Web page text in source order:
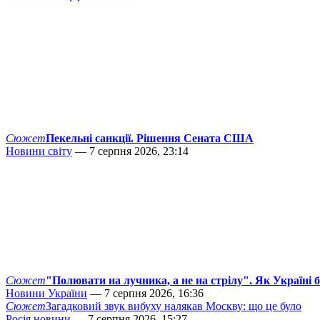
СюжетПекельні санкції. Рішення Сената США
Новини світу — 7 серпня 2026, 23:14
Сюжет"Полювати на лучника, а не на стрілу". Як Україні
Новини України — 7 серпня 2026, 16:36
СюжетЗагадковий звук вибуху налякав Москву: що це було